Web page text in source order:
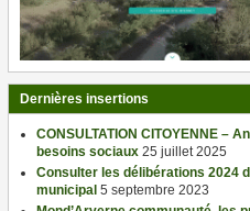
Dernières insertions
CONSULTATION CITOYENNE –
besoins sociaux 25 juillet 2025
Consulter les délibérations 2024
municipal 5 septembre 2023